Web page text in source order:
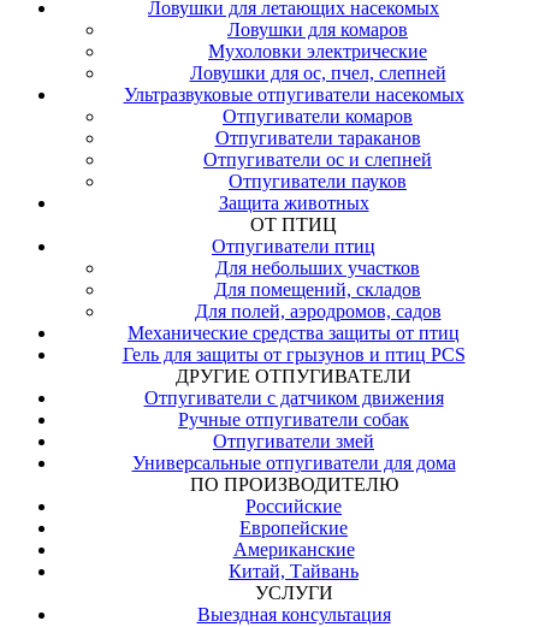
Ловушки для летающих насекомых
Ловушки для комаров
Мухоловки электрические
Ловушки для ос, пчел, слепней
Ультразвуковые отпугиватели насекомых
Отпугиватели комаров
Отпугиватели тараканов
Отпугиватели ос и слепней
Отпугиватели пауков
Защита животных
ОТ ПТИЦ
Отпугиватели птиц
Для небольших участков
Для помещений, складов
Для полей, аэродромов, садов
Механические средства защиты от птиц
Гель для защиты от грызунов и птиц PCS
ДРУГИЕ ОТПУГИВАТЕЛИ
Отпугиватели с датчиком движения
Ручные отпугиватели собак
Отпугиватели змей
Универсальные отпугиватели для дома
ПО ПРОИЗВОДИТЕЛЮ
Российские
Европейские
Американские
Китай, Тайвань
УСЛУГИ
Выездная консультация